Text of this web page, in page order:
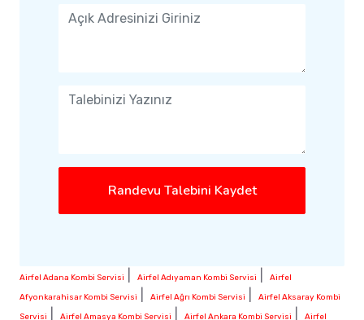
Randevu Talebini Kaydet
Airfel Adana Kombi Servisi Airfel Adıyaman Kombi Servisi
Airfel
Afyonkarahisar Kombi Servisi
Airfel Ağrı Kombi Servisi
Airfel Aksaray Kombi
Servisi
Airfel Amasya Kombi Servisi Airfel Ankara Kombi Servisi
Airfel